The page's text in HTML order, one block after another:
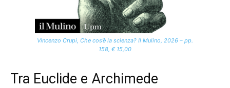
Vincenzo Crupi, Che cos’è la scienza? Il Mulino, 2026 – pp.
158, € 15,00
Tra Euclide e Archimede